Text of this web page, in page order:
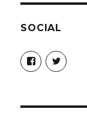
SOCIAL
Profil
von
anzeigen
Profil
von